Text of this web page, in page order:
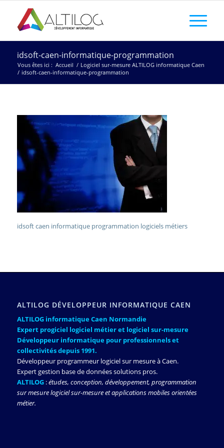
idsoft-caen-informatique-programmation
Vous êtes ici : Accueil / Logiciel sur-mesure ALTILOG informatique Caen
/ idsoft-caen-informatique-programmation
idsoft caen informatique programmation logiciels métiers
ALTILOG DÉVELOPPEUR INFORMATIQUE CAEN
ALTILOG informatique Caen Normandie
Expert progiciel logiciel métier et logiciel sur-mesure
Développeur informatique pour professionnels et
collectivités depuis 1991.
Développeur programmeur logiciel sur mesure à Caen.
Expert gestion base de données solutions pros.
ALTILOG:études, conception, développement, programmation
sur mesure logiciel sur-mesure et applications mobiles orientées
métier.